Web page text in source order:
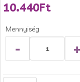
10.440Ft
Mennyiség
- +